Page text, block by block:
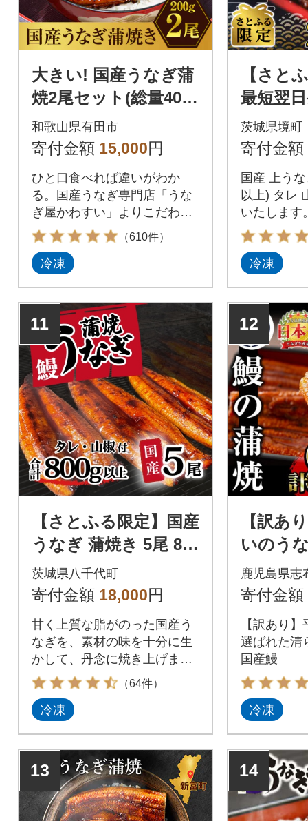
大きい! 国産うなぎ蒲
焼2尾セット(総量400
g以上)
和歌山県有田市
寄付金額 15,000円
ひと口食べれば違いがわか
る。国産うなぎ専門店「うな
ぎ屋かわすい」よりこだわり
の蒲焼きを直送します!
（610件）
冷凍
【さと
最短翌日
上うな
g以上
茨城県境町
寄付金額
国産 上う
以上) タレ
いたしま
骨がありま
でお召し
在庫なくな
冷凍
11
【さとふる限定】国産
うなぎ 蒲焼き 5尾 80
0g以上 タレ・山椒付
き うな重 ひつまぶし
茨城県八千代町
寄付金額 18,000円
甘く上質な脂がのった国産う
なぎを、素材の味を十分に生
かして、丹念に焼き上げまし
た。タレにもこだわり、八千
代町にある『横島醤油納豆有
限会社』の醤油入りのタレ
ひきたてます。焼きあがった
うなぎは真空パックにして、
すぐさま急速冷凍し、おいし
さを逃すことなくお届け♪解凍
後、グリルや電子レンジで温
（64件）
冷凍
12
【訳あ
いのう
県産 鰻
800～
鹿児島県志
寄付金額
【訳あり
選ばれた清
国産鰻
冷凍
13 14